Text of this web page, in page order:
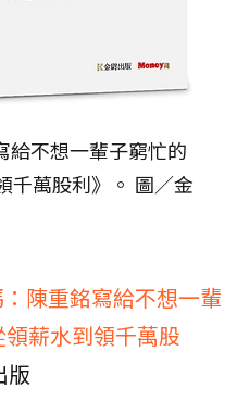
給不想一輩子窮忙的
千萬股利》。 圖／金
：陳重銘寫給不想一輩
薪水到領千萬股
版